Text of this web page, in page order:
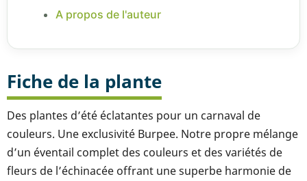
A propos de l'auteur
Fiche de la plante
Des plantes d’été éclatantes pour un carnaval de
couleurs. Une exclusivité Burpee. Notre propre mélange
d’un éventail complet des couleurs et des variétés de
fleurs de l’échinacée offrant une superbe harmonie de